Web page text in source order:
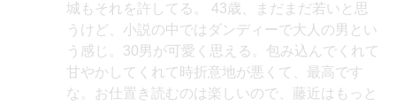
城もそれを許してる。 43歳、まだまだ若いと思
うけど、小説の中ではダンディーで大人の男とい
う感じ。30男が可愛く思える。包み込んでくれて
甘やかしてくれて時折意地が悪くて、最高です
な。お仕置き読むのは楽しいので、藤近はもっと